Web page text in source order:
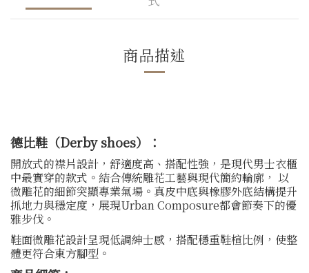
商品描述
德比鞋（Derby shoes）：
開放式的襟片設計，舒適度高、搭配性強，是現代男士衣櫃
中最實穿的款式。結合傳統雕花工藝與現代簡約輪廓， 以
微雕花的細節突顯專業氣場。真皮中底與橡膠外底結構提升
抓地力與穩定度，展現Urban Composure都會節奏下的優
雅步伐。
鞋面微雕花設計呈現低調紳士感，搭配穩重鞋楦比例，使整
體更符合東方腳型。